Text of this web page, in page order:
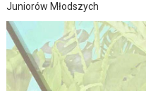
Juniorów Młodszych